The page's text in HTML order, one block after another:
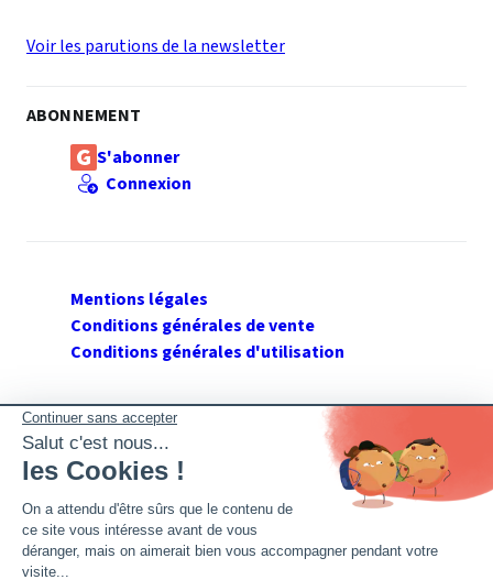
Voir les parutions de la newsletter
ABONNEMENT
S'abonner
Connexion
Mentions légales
Conditions générales de vente
Conditions générales d'utilisation
SUIVEZ GERANT DE SARL
Twitter